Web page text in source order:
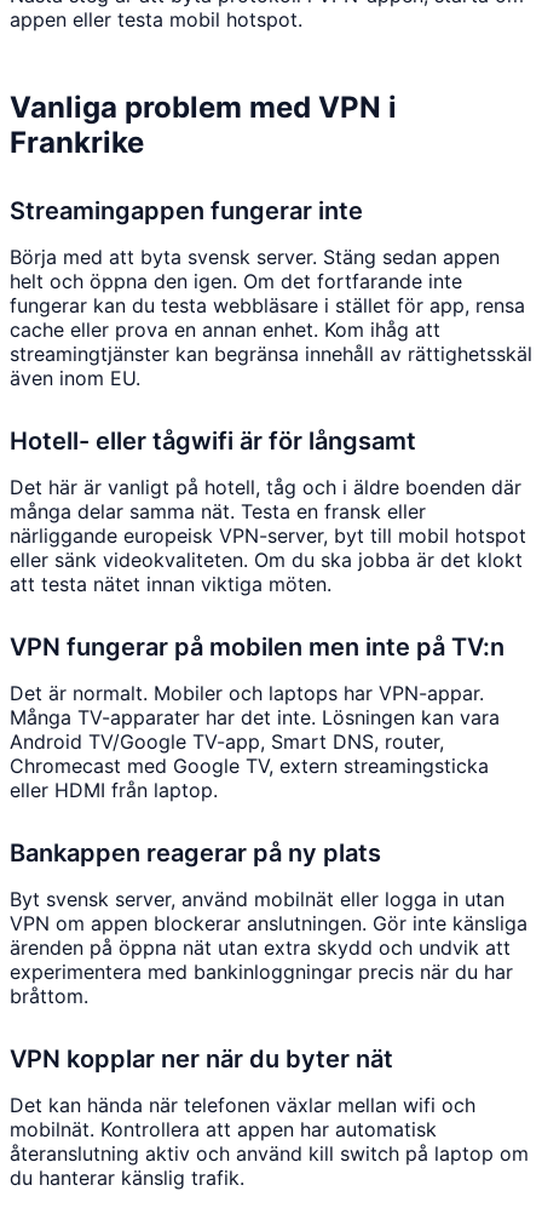
appen eller testa mobil hotspot.
Vanliga problem med VPN i
Frankrike
Streamingappen fungerar inte
Börja med att byta svensk server. Stäng sedan appen
helt och öppna den igen. Om det fortfarande inte
fungerar kan du testa webbläsare i stället för app, rensa
cache eller prova en annan enhet. Kom ihåg att
streamingtjänster kan begränsa innehåll av rättighetsskäl
även inom EU.
Hotell- eller tågwifi är för långsamt
Det här är vanligt på hotell, tåg och i äldre boenden där
många delar samma nät. Testa en fransk eller
närliggande europeisk VPN-server, byt till mobil hotspot
eller sänk videokvaliteten. Om du ska jobba är det klokt
att testa nätet innan viktiga möten.
VPN fungerar på mobilen men inte på TV:n
Det är normalt. Mobiler och laptops har VPN-appar.
Många TV-apparater har det inte. Lösningen kan vara
Android TV/Google TV-app, Smart DNS, router,
Chromecast med Google TV, extern streamingsticka
eller HDMI från laptop.
Bankappen reagerar på ny plats
Byt svensk server, använd mobilnät eller logga in utan
VPN om appen blockerar anslutningen. Gör inte känsliga
ärenden på öppna nät utan extra skydd och undvik att
experimentera med bankinloggningar precis när du har
bråttom.
VPN kopplar ner när du byter nät
Det kan hända när telefonen växlar mellan wifi och
mobilnät. Kontrollera att appen har automatisk
återanslutning aktiv och använd kill switch på laptop om
du hanterar känslig trafik.